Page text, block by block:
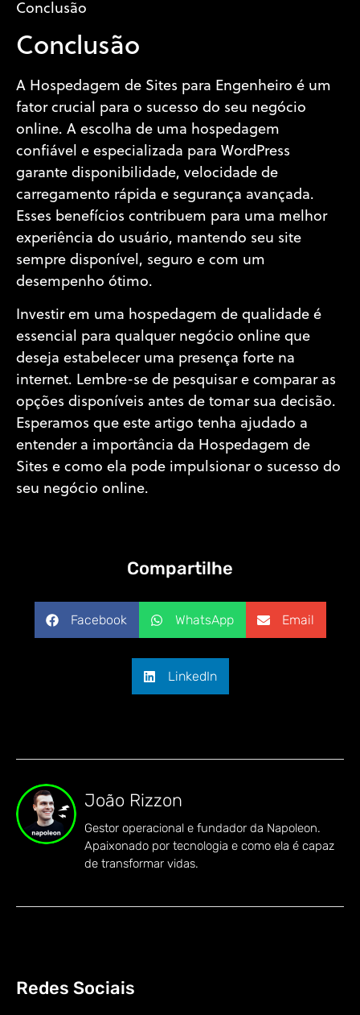
Conclusão
Conclusão
A Hospedagem de Sites para Engenheiro é um
fator crucial para o sucesso do seu negócio
online. A escolha de uma hospedagem
confiável e especializada para WordPress
garante disponibilidade, velocidade de
carregamento rápida e segurança avançada.
Esses benefícios contribuem para uma melhor
experiência do usuário, mantendo seu site
sempre disponível, seguro e com um
desempenho ótimo.
Investir em uma hospedagem de qualidade é
essencial para qualquer negócio online que
deseja estabelecer uma presença forte na
internet. Lembre-se de pesquisar e comparar as
opções disponíveis antes de tomar sua decisão.
Esperamos que este artigo tenha ajudado a
entender a importância da Hospedagem de
Sites e como ela pode impulsionar o sucesso do
seu negócio online.
Compartilhe
Facebook WhatsApp Email
LinkedIn
João Rizzon
Gestor operacional e fundador da Napoleon.
Apaixonado por tecnologia e como ela é capaz
de transformar vidas.
Redes Sociais